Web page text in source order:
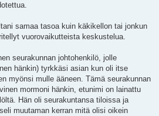
samaa tasoa kuin käkikellon tai jonkun
vuorovaikutteista keskustelua.
seurakunnan johtohenkilö, jolle
hänkin) tyrkkäsi asian kun oli itse
myönsi mulle ääneen. Tämä seurakunnan
mormoni hänkin, etunimi on lainattu
Hän oli seurakuntansa tiloissa ja
muutaman kerran mitä olisi oikein